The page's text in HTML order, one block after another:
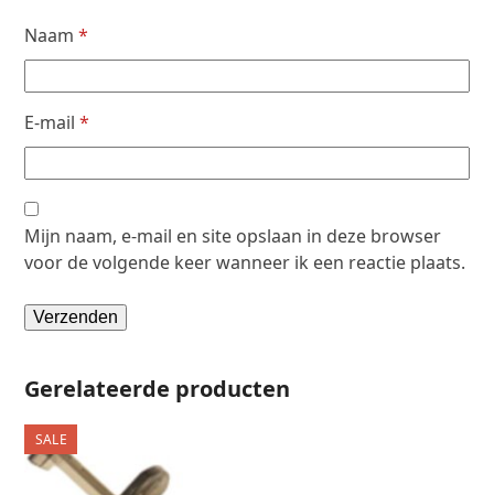
Naam*
E-mail*
Mijn naam, e-mail en site opslaan in deze browser
voor de volgende keer wanneer ik een reactie plaats.
Gerelateerde producten
SALE